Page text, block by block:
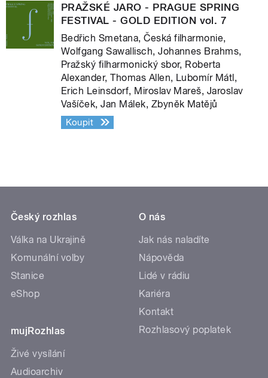
PRAŽSKÉ JARO - PRAGUE SPRING
FESTIVAL - GOLD EDITION vol. 7
Bedřich Smetana, Česká filharmonie,
Wolfgang Sawallisch, Johannes Brahms,
Pražský filharmonický sbor, Roberta
Alexander, Thomas Allen, Lubomír Mátl,
Erich Leinsdorf, Miroslav Mareš, Jaroslav
Vašíček, Jan Málek, Zbyněk Matějů
Koupit
Český rozhlas
Válka na Ukrajině
Komunální volby
Stanice
eShop
mujRozhlas
Živé vysílání
Audioarchiv
O nás
Jak nás naladíte
Nápověda
Lidé v rádiu
Kariéra
Kontakt
Rozhlasový poplatek